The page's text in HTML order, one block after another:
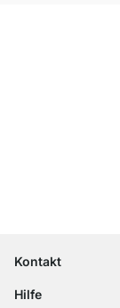
Kontakt
Hilfe